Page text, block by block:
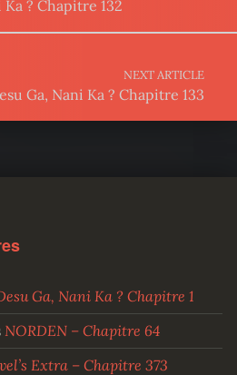
? Chapitre 132
NEXT ARTICLE
Ga, Nani Ka ? Chapitre 133
Ga, Nani Ka ? Chapitre 1
NORDEN – Chapitre 64
Extra – Chapitre 373